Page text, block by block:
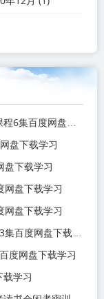
王东磊王氏中药外治疗法面授系统视频课程6集百度网盘下载学习
盘下载学习
盘下载学习
网盘下载学习
网盘下载学习
赵建新脐针通关导引术面授班视频课程43集百度网盘下载学习
度网盘下载学习
学习